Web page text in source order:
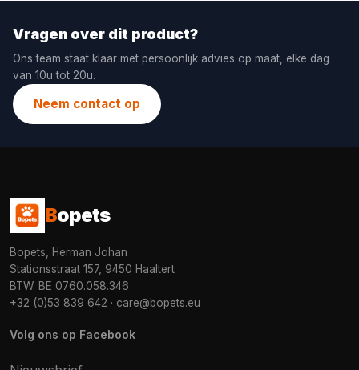
Vragen over dit product?
Ons team staat klaar met persoonlijk advies op maat, elke dag
van 10u tot 20u.
Neem contact op
Bopets
Bopets, Herman Johan
Stationsstraat 157, 9450 Haaltert
BTW: BE 0760.058.346
+32 (0)53 839 642 · care@bopets.eu
Volg ons op Facebook